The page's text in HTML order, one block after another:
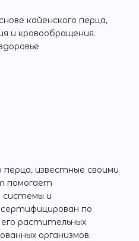
кайенского перца,
и кровообращения.
перца, известные своими
помогает
системы и
по
растительных
организмов.